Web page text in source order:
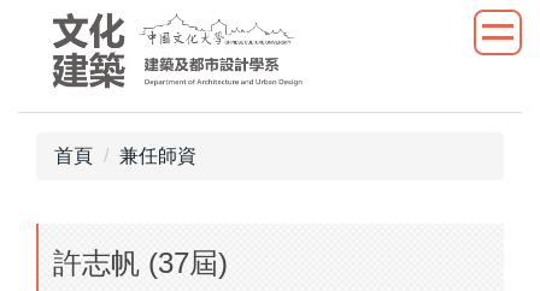
首頁 兼任師資
許志帆 (37屆)